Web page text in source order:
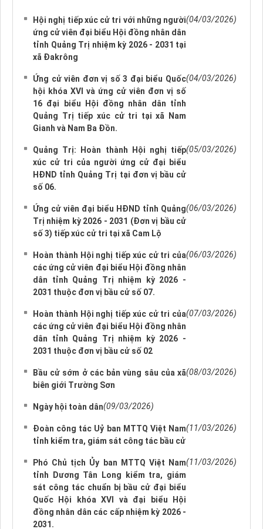
Hội nghị tiếp xúc cử tri với những người
ứng cử viên đại biểu Hội đồng nhân dân
tỉnh Quảng Trị nhiệm kỳ 2026 - 2031 tại
xã Đakrông
(04/03/2026)
Ứng cử viên đơn vị số 3 đại biểu Quốc
hội khóa XVI và ứng cử viên đơn vị số
16 đại biểu Hội đồng nhân dân tỉnh
Quảng Trị tiếp xúc cử tri tại xã Nam
Gianh và Nam Ba Đồn.
(04/03/2026)
Quảng Trị: Hoàn thành Hội nghị tiếp
xúc cử tri của người ứng cử đại biểu
HĐND tỉnh Quảng Trị tại đơn vị bầu cử
số 06.
(05/03/2026)
Ứng cử viên đại biểu HĐND tỉnh Quảng
Trị nhiệm kỳ 2026 - 2031 (Đơn vị bầu cử
số 3) tiếp xúc cử tri tại xã Cam Lộ
(06/03/2026)
Hoàn thành Hội nghị tiếp xúc cử tri của
các ứng cử viên đại biểu Hội đồng nhân
dân tỉnh Quảng Trị nhiệm kỳ 2026 -
2031 thuộc đơn vị bầu cử số 07.
(06/03/2026)
Hoàn thành Hội nghị tiếp xúc cử tri của
các ứng cử viên đại biểu Hội đồng nhân
dân tỉnh Quảng Trị nhiệm kỳ 2026 -
2031 thuộc đơn vị bầu cử số 02
(07/03/2026)
Bầu cử sớm ở các bản vùng sâu của xã
biên giới Trường Sơn
(08/03/2026)
Ngày hội toàn dân(09/03/2026)
Đoàn công tác Uỷ ban MTTQ Việt Nam
tỉnh kiểm tra, giám sát công tác bầu cử
(11/03/2026)
Phó Chủ tịch Ủy ban MTTQ Việt Nam
tỉnh Dương Tân Long kiểm tra, giám
sát công tác chuẩn bị bầu cử đại biểu
Quốc Hội khóa XVI và đại biểu Hội
đồng nhân dân các cấp nhiệm kỳ 2026 -
2031.
(11/03/2026)